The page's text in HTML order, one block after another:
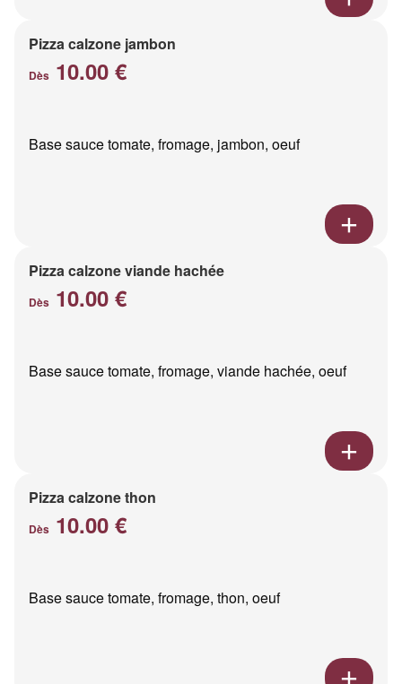
Pizza calzone jambon
Dès 10.00 €
Base sauce tomate, fromage, jambon, oeuf
Pizza calzone viande hachée
Dès 10.00 €
Base sauce tomate, fromage, viande hachée, oeuf
Pizza calzone thon
Dès 10.00 €
Base sauce tomate, fromage, thon, oeuf